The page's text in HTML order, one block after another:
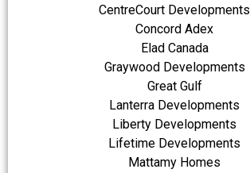
CentreCourt Developments
Concord Adex
Elad Canada
Graywood Developments
Great Gulf
Lanterra Developments
Liberty Developments
Lifetime Developments
Mattamy Homes